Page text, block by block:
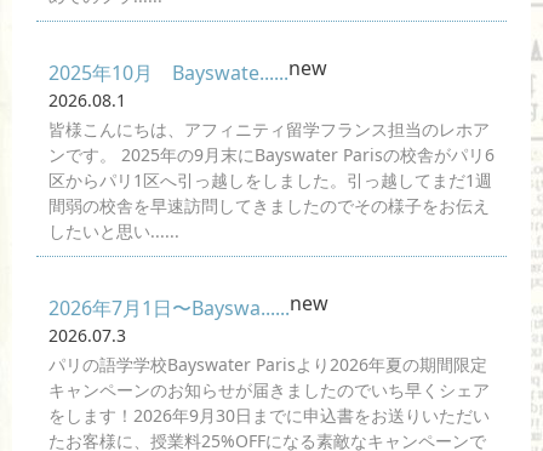
2025年10月 Bayswate......new
2026.08.1
皆様こんにちは、アフィニティ留学フランス担当のレホア
ンです。 2025年の9月末にBayswater Parisの校舎がパリ6
区からパリ1区へ引っ越しをしました。引っ越してまだ1週
間弱の校舎を早速訪問してきましたのでその様子をお伝え
したいと思い......
2026年7月1日〜Bayswa......new
2026.07.3
パリの語学学校Bayswater Parisより2026年夏の期間限定
キャンペーンのお知らせが届きましたのでいち早くシェア
をします！2026年9月30日までに申込書をお送りいただい
たお客様に、授業料25%OFFになる素敵なキャンペーンで